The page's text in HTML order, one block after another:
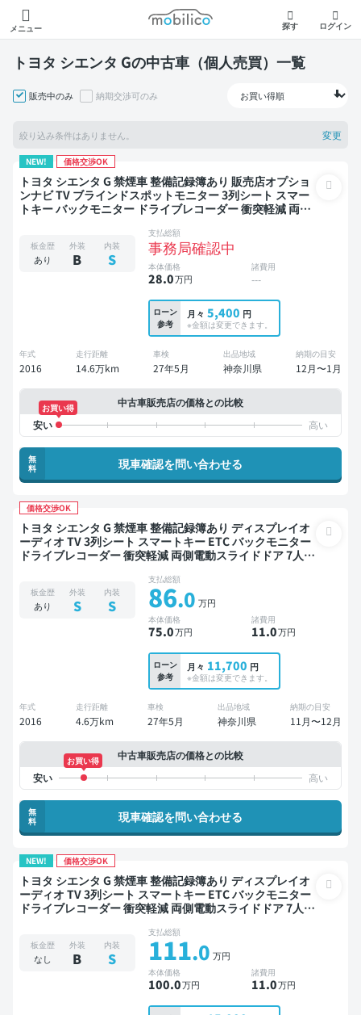
メニュー
モビリコ
探す ログイン
トヨタ シエンタ Gの中古車（個人売買）一覧
販売中のみ 納期交渉可のみ
絞り込み条件はありません。 変更
NEW! 価格交渉OK
トヨタ シエンタ G 禁煙車 整備記録簿あり 販売店オプショ
ンナビ TV ブラインドスポットモニター 3列シート スマー
トキー バックモニター ドライブレコーダー 衝突軽減 両側
板金歴
あり
外装
B
内装
S
支払総額
事務局確認中
本体価格
28.0万円
諸費用
---
ローン
参考
月々 5,400 円
※金額は変更できます。
年式
2016
走行距離
14.6万km
車検
27年5月
出品地域
神奈川県
納期の目安
12月〜1月
中古車販売店の価格との比較
お買い得
無
料
現車確認を問い合わせる
価格交渉OK
トヨタ シエンタ G 禁煙車 整備記録簿あり ディスプレイオ
ーディオ TV 3列シート スマートキー ETC バックモニター
ドライブレコーダー 衝突軽減 両側電動スライドドア 7人乗
板金歴
あり
外装
S
内装
S
支払総額
86.0 万円
本体価格
75.0万円
諸費用
11.0万円
ローン
参考
月々 11,700 円
※金額は変更できます。
年式
2016
走行距離
4.6万km
車検
27年5月
出品地域
神奈川県
納期の目安
11月〜12月
中古車販売店の価格との比較
お買い得
無
料
現車確認を問い合わせる
NEW! 価格交渉OK
トヨタ シエンタ G 禁煙車 整備記録簿あり ディスプレイオ
ーディオ TV 3列シート スマートキー ETC バックモニター
ドライブレコーダー 衝突軽減 両側電動スライドドア 7人乗
板金歴
なし
外装
B
内装
S
支払総額
111.0 万円
本体価格
100.0万円
諸費用
11.0万円